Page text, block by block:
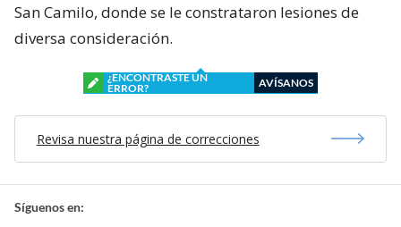
San Camilo, donde se le constrataron lesiones de
diversa consideración.
¿ENCONTRASTE UN
ERROR?
AVÍSANOS
Revisa nuestra página de correcciones
Síguenos en: